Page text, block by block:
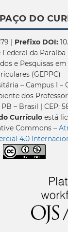
DO
| Prefixo DOI:
da Paraíba
e Pesquisas
(GEPPC)
– Campus I –
dos
– Brasil | CEP:
Currículo está
Commons –
4.0